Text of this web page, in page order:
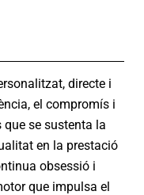
directe i
el compromís i
que se sustenta la
en la prestació
obsessió i
que impulsa el